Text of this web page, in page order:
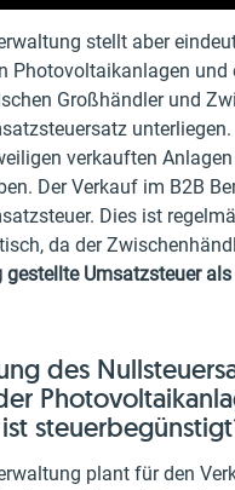
stellt aber
Photovoltaikanlagen und
Großhändler und
verkauften
Der Verkauf im B2B
Dies ist
da der
gestellte Umsatzsteuer
des
plant für den